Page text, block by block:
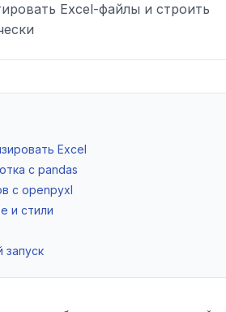
Excel-файлы и строить
Excel
с pandas
с openpyxl
и стили
запуск